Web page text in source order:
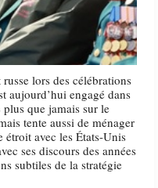
lors des célébrations
aujourd’hui engagé dans
que jamais sur le
tente aussi de ménager
étroit avec les États-Unis
ses discours des années
subtiles de la stratégie